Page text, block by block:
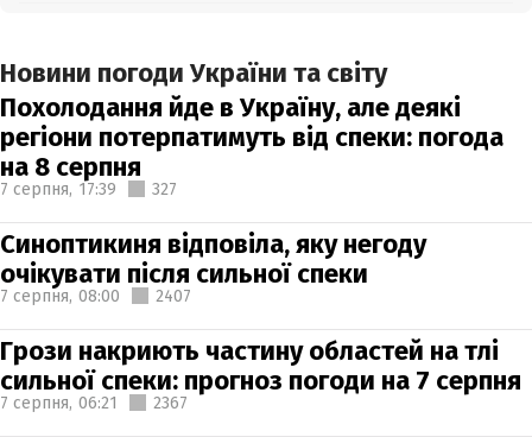
Новини погоди України та світу
Похолодання йде в Україну, але деякі
регіони потерпатимуть від спеки: погода
на 8 серпня
7 серпня, 17:39 327
Синоптикиня відповіла, яку негоду
очікувати після сильної спеки
7 серпня, 08:00 2407
Грози накриють частину областей на тлі
сильної спеки: прогноз погоди на 7 серпня
7 серпня, 06:21 2367